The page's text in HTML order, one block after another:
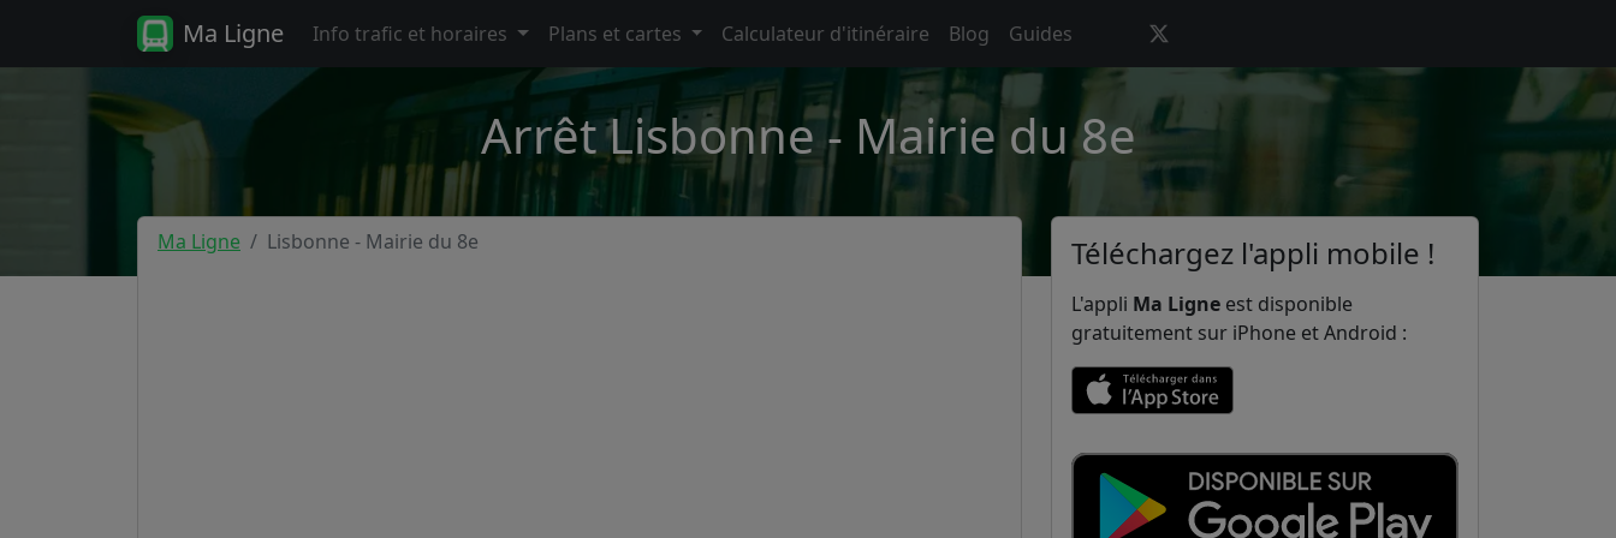
Ma Ligne Info trafic et horaires Plans et cartes Calculateur d'itinéraire Blog Guides
Arrêt Lisbonne - Mairie du 8e
Ma Ligne Lisbonne - Mairie du 8e Téléchargez l'appli mobile !
L'appli Ma Ligne est disponible
gratuitement sur iPhone et Android :